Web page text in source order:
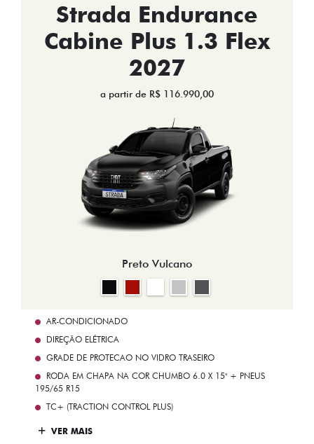
Strada Endurance
Cabine Plus 1.3 Flex
2027
a partir de R$ 116.990,00
Preto Vulcano
AR-CONDICIONADO
DIREÇÃO ELÉTRICA
GRADE DE PROTECAO NO VIDRO TRASEIRO
RODA EM CHAPA NA COR CHUMBO 6.0 X 15" + PNEUS
195/65 R15
TC+ (TRACTION CONTROL PLUS)
VER MAIS